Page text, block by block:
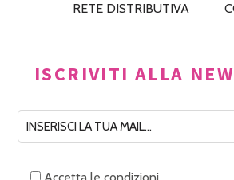
RETE DISTRIBUTIVA
ISCRIVITI ALLA